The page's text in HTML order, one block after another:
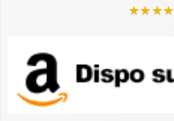
★★★★